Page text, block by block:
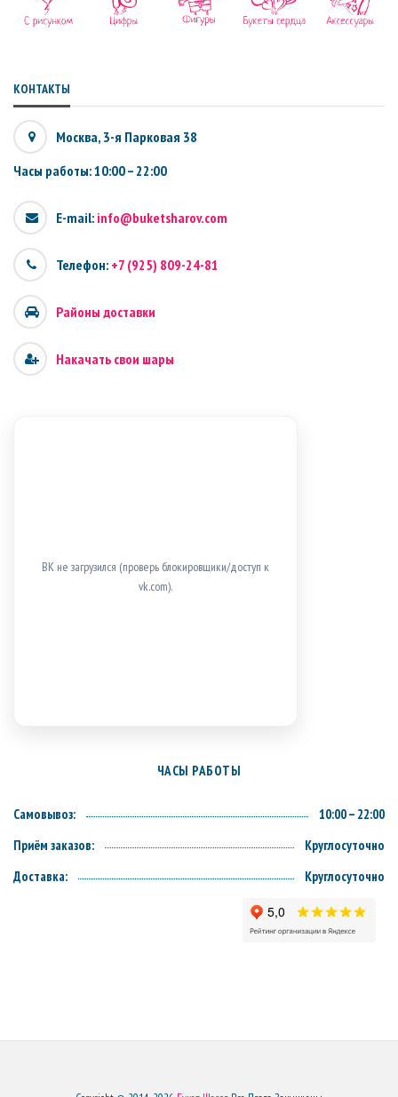
КОНТАКТЫ
Москва, 3-я Парковая 38
Часы работы: 10:00 – 22:00
E-mail: info@buketsharov.com
Телефон: +7 (925) 809-24-81
Районы доставки
Накачать свои шары
ВК не загрузился (проверь блокировщики/доступ к
vk.com).
ЧАСЫ РАБОТЫ
Самовывоз:
10:00 – 22:00
Приём заказов:
Круглосуточно
Доставка:
Круглосуточно